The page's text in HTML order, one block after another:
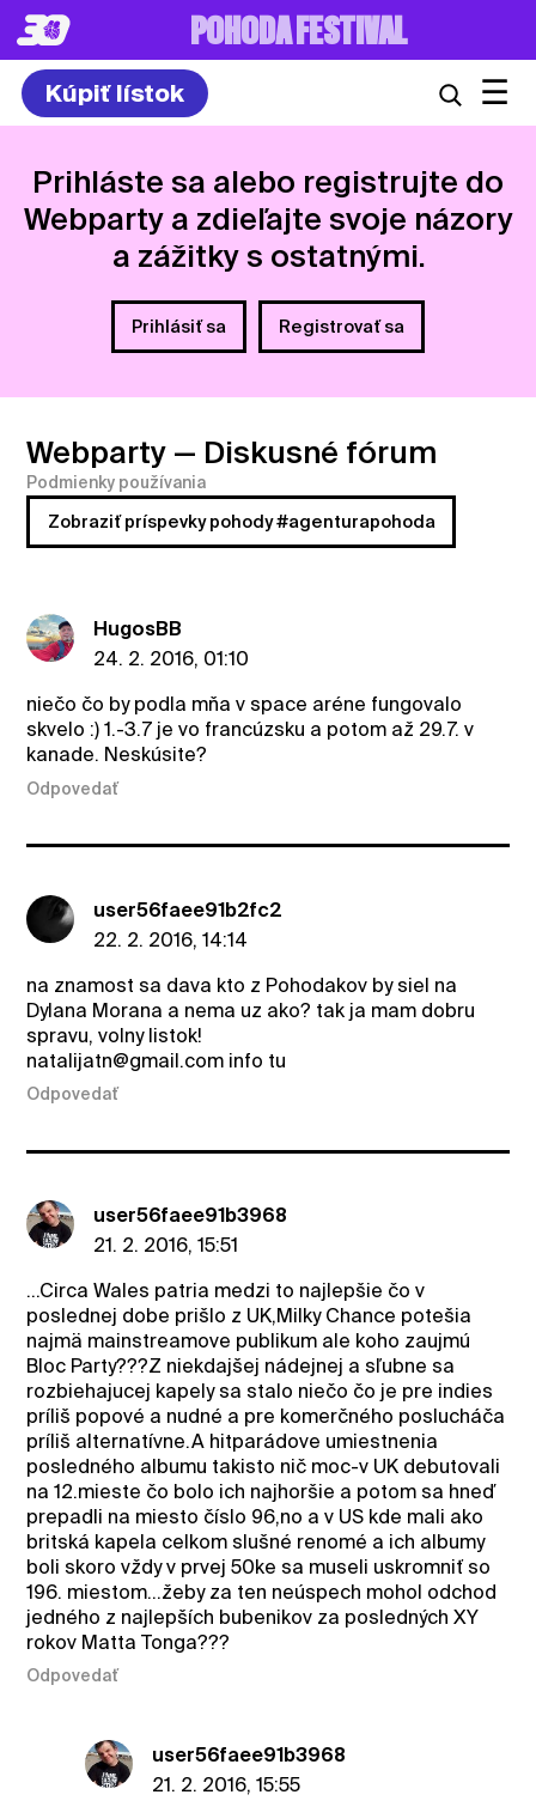
8. – 10.7.2027
Kúpiť lístok ☰
Prihláste sa alebo registrujte do
Webparty a zdieľajte svoje názory
a zážitky s ostatnými.
Prihlásiť sa Registrovať sa
Webparty — Diskusné fórum
Podmienky používania
Zobraziť príspevky pohody #agenturapohoda
HugosBB
24. 2. 2016, 01:10
niečo čo by podla mňa v space aréne fungovalo
skvelo :) 1.-3.7 je vo francúzsku a potom až 29.7. v
kanade. Neskúsite?
Odpovedať
user56faee91b2fc2
22. 2. 2016, 14:14
na znamost sa dava kto z Pohodakov by siel na
Dylana Morana a nema uz ako? tak ja mam dobru
spravu, volny listok!
natalijatn@gmail.com info tu
Odpovedať
user56faee91b3968
21. 2. 2016, 15:51
...Circa Wales patria medzi to najlepšie čo v
poslednej dobe prišlo z UK,Milky Chance potešia
najmä mainstreamove publikum ale koho zaujmú
Bloc Party???Z niekdajšej nádejnej a sľubne sa
rozbiehajucej kapely sa stalo niečo čo je pre indies
príliš popové a nudné a pre komerčného poslucháča
príliš alternatívne.A hitparádove umiestnenia
posledného albumu takisto nič moc-v UK debutovali
na 12.mieste čo bolo ich najhoršie a potom sa hneď
prepadli na miesto číslo 96,no a v US kde mali ako
britská kapela celkom slušné renomé a ich albumy
boli skoro vždy v prvej 50ke sa museli uskromniť so
196. miestom...žeby za ten neúspech mohol odchod
jedného z najlepších bubenikov za posledných XY
rokov Matta Tonga???
Odpovedať
user56faee91b3968
21. 2. 2016, 15:55